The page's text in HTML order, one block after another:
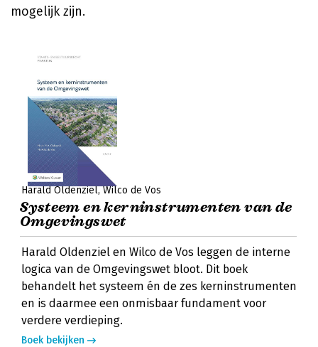
mogelijk zijn.
Harald Oldenziel Wilco de Vos
Systeem en kerninstrumenten van de
Omgevingswet
Harald Oldenziel en Wilco de Vos leggen de interne
logica van de Omgevingswet bloot. Dit boek
behandelt het systeem én de zes kerninstrumenten
en is daarmee een onmisbaar fundament voor
verdere verdieping.
Boek bekijken